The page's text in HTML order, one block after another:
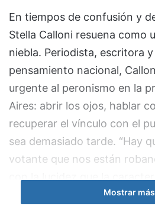
En tiempos de confusión y
Stella Calloni resuena como
niebla. Periodista, escritora
pensamiento nacional,
urgente al peronismo en la
Aires: abrir los ojos, hablar
recuperar el vínculo con el
sea demasiado tarde. “Hay
votante que nos están
Mostrar más